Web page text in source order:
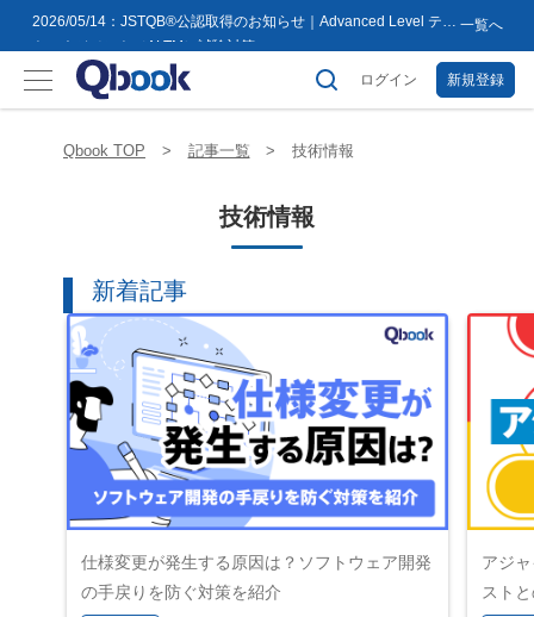
トマネジメント（ALTM）試験対策...
2026/03/02：バルテス・ホールディングス グループ内事業再編
に伴うサービス提供会社変更のお知らせ
2026/02/09：【重要】「テス友」システムメンテナンスのお知ら
せ
2026/01/07：品質学習プラットフォーム「バルデミー」の新講座
「テストマネージャー」を公開
ル公開のお知らせ
2025/12/11：Qbook 会員数4万人突破！＆サイトリニューアルの
2025/02/25：【重要】ログインパスワード再設定のお願い
2025/02/19：【重要】システム変更に伴うメンテナンス作業のお
2026/07/27：【夏季休業のお知らせ】2026年8月8日(土)～2026年
8月16日(日)まで
一覧へ
ログイン 新規登録
Qbook TOP 記事一覧 技術情報
技術情報
新着記事
仕様変更が発生する原因は？ソフトウェア開発
の手戻りを防ぐ対策を紹介
アジ
スト